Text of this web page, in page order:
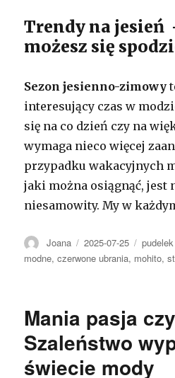
Trendy na jesień
możesz się
Sezon jesienno-zimowy
interesujący czas w
się na co dzień czy na
wymaga nieco więcej
przypadku wakacyjnych
jaki można osiągnąć, jest
niesamowity. My w
Autor
Joana Opublikowano
2025-07-25
modne,czerwone ubrania, mohito,
Mania pasja
Szaleństwo
świecie mody